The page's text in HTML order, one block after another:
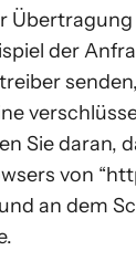
der
Sie daran,
von
an dem